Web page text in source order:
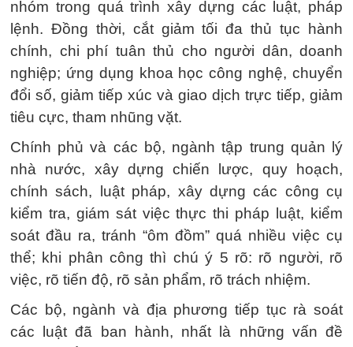
nhóm trong quá trình xây dựng các luật, pháp
lệnh. Đồng thời, cắt giảm tối đa thủ tục hành
chính, chi phí tuân thủ cho người dân, doanh
nghiệp; ứng dụng khoa học công nghệ, chuyển
đổi số, giảm tiếp xúc và giao dịch trực tiếp, giảm
tiêu cực, tham nhũng vặt.
Chính phủ và các bộ, ngành tập trung quản lý
nhà nước, xây dựng chiến lược, quy hoạch,
chính sách, luật pháp, xây dựng các công cụ
kiểm tra, giám sát việc thực thi pháp luật, kiểm
soát đầu ra, tránh “ôm đồm” quá nhiều việc cụ
thể; khi phân công thì chú ý 5 rõ: rõ người, rõ
việc, rõ tiến độ, rõ sản phẩm, rõ trách nhiệm.
Các bộ, ngành và địa phương tiếp tục rà soát
các luật đã ban hành, nhất là những vấn đề